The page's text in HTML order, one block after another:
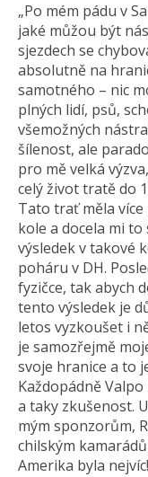
„Po mém pádu v
jaké můžou být
sjezdech se
absolutně na
samotného – nic
plných lidí, psů,
všemožných
šílenost, ale
pro mě velká
celý život tratě do
Tato trať měla více
kole a docela mi
výsledek v takové
poháru v DH.
fyzičce, tak abych
tento výsledek je
letos vyzkoušet i
je samozřejmě
svoje hranice a to
Každopádně
a taky zkušenost.
mým sponzorům,
chilským
Amerika byla